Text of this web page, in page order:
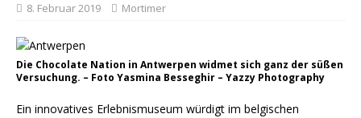
8. Februar 2019 Mortimer
Die Chocolate Nation in Antwerpen widmet sich ganz der süßen
Versuchung. – Foto Yasmina Besseghir – Yazzy Photography
Ein innovatives Erlebnismuseum würdigt im belgischen